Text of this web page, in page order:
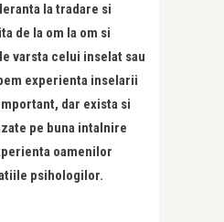
la tradare si
de la om la om si
varsta celui inselat sau
experienta inselarii
dar exista si
pe buna intalnire
oamenilor
psihologilor.